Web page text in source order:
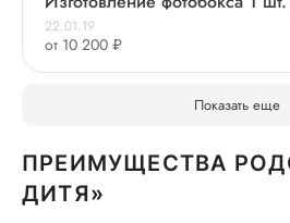
22.01.19
от 10 200 ₽
Показать еще
ПРЕИМУЩЕСТВА
ДИТЯ»